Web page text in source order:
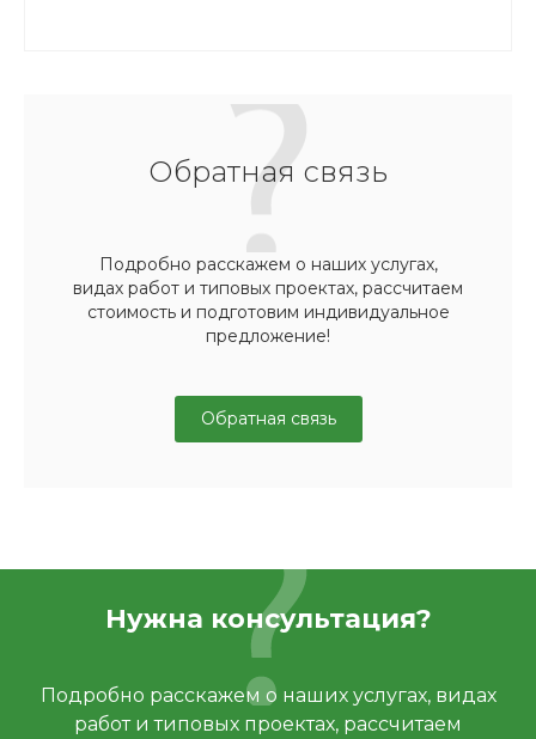
Обратная связь
Подробно расскажем о наших услугах,
видах работ и типовых проектах, рассчитаем
стоимость и подготовим индивидуальное
предложение!
Обратная связь
Нужна консультация?
Подробно расскажем о наших услугах, видах
работ и типовых проектах, рассчитаем